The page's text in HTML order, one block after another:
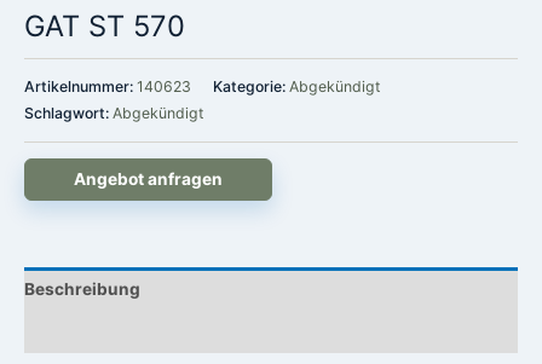
GAT ST 570
Artikelnummer: 140623 Kategorie: Abgekündigt
Schlagwort: Abgekündigt
Angebot anfragen
Beschreibung